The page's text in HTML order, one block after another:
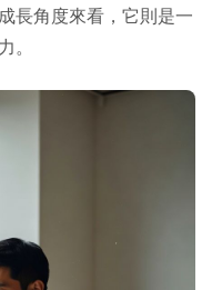
長角度來看，它則是一